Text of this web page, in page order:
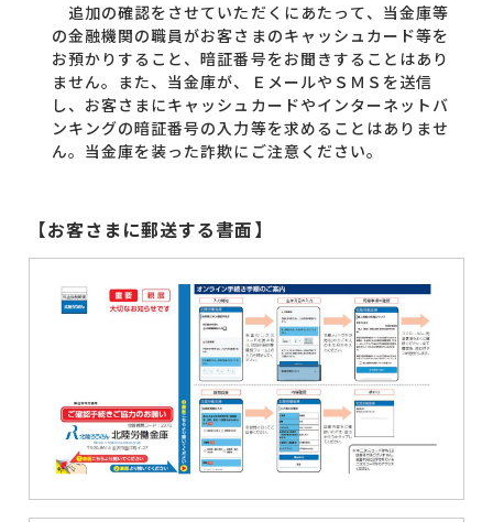
追加の確認をさせていただくにあたって、当金庫等
の金融機関の職員がお客さまのキャッシュカード等を
お預かりすること、暗証番号をお聞きすることはあり
ません。また、当金庫が、ＥメールやＳＭＳを送信
し、お客さまにキャッシュカードやインターネットバ
ンキングの暗証番号の入力等を求めることはありませ
ん。当金庫を装った詐欺にご注意ください。
【お客さまに郵送する書面】